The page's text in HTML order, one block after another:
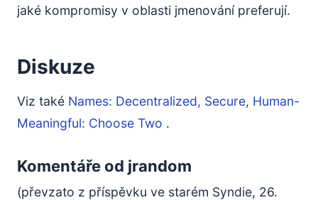
jaké kompromisy v oblasti jmenování preferují.
Diskuze
Viz také Names: Decentralized, Secure, Human-
Meaningful: Choose Two .
Komentáře od jrandom
(převzato z příspěvku ve starém Syndie, 26.